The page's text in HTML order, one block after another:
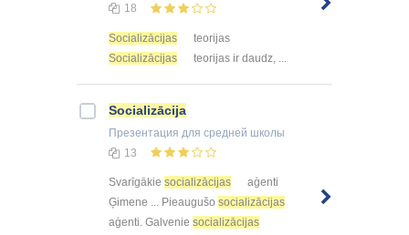
18
Socializācijas
teorijas
Socializācijas
teorijas ir daudz, ...
Socializācija
Презентация для средней школы
13
Svarīgākie socializācijas
aģenti
Ģimene ... Pieaugušo socializācijas
aģenti. Galvenie socializācijas